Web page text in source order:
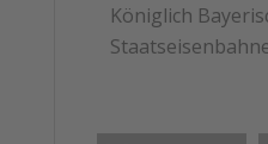
Königlich